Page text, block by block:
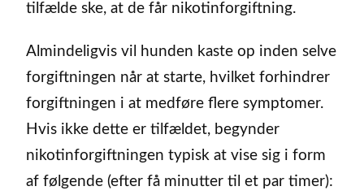
tilfælde ske, at de får nikotinforgiftning.
Almindeligvis vil hunden kaste op inden selve
forgiftningen når at starte, hvilket forhindrer
forgiftningen i at medføre flere symptomer.
Hvis ikke dette er tilfældet, begynder
nikotinforgiftningen typisk at vise sig i form
af følgende (efter få minutter til et par timer):